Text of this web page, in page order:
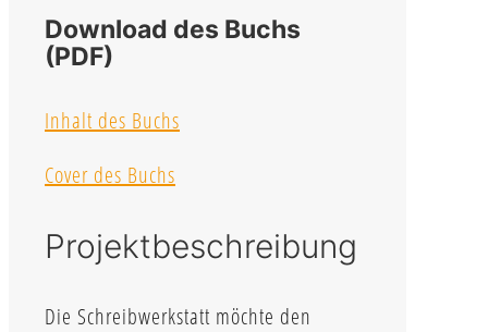
Download des Buchs
(PDF)
Inhalt des Buchs
Cover des Buchs
Projektbeschreibung
Die Schreibwerkstatt möchte den